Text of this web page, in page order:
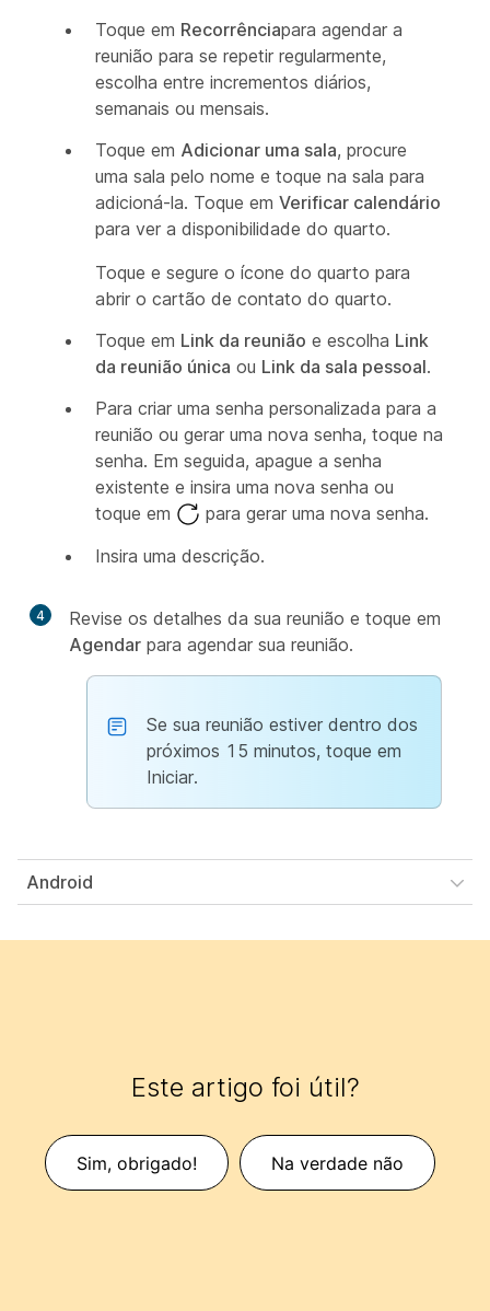
Toque em Recorrênciapara agendar a
reunião para se repetir regularmente,
escolha entre incrementos diários,
semanais ou mensais.
Toque em Adicionar uma sala, procure
uma sala pelo nome e toque na sala para
adicioná-la. Toque em Verificar calendário
para ver a disponibilidade do quarto.
Toque e segure o ícone do quarto para
abrir o cartão de contato do quarto.
Toque em Link da reunião e escolha Link
da reunião única ou Link da sala pessoal.
Para criar uma senha personalizada para a
reunião ou gerar uma nova senha, toque na
senha. Em seguida, apague a senha
existente e insira uma nova senha ou
toque em
para gerar uma nova senha.
Insira uma descrição.
4
Revise os detalhes da sua reunião e toque em
Agendar para agendar sua reunião.
Se sua reunião estiver dentro dos
próximos 15 minutos, toque em
Iniciar.
Android
Este artigo foi útil?
Sim, obrigado! Na verdade não